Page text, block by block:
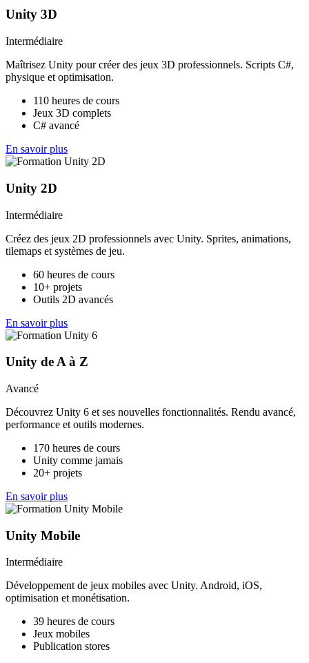
Unity 3D
Intermédiaire
Maîtrisez Unity pour créer des jeux 3D professionnels. Scripts C#,
physique et optimisation.
110 heures de cours
Jeux 3D complets
C# avancé
En savoir plus
Unity 2D
Intermédiaire
Créez des jeux 2D professionnels avec Unity. Sprites, animations,
tilemaps et systèmes de jeu.
60 heures de cours
10+ projets
Outils 2D avancés
En savoir plus
Unity de A à Z
Avancé
Découvrez Unity 6 et ses nouvelles fonctionnalités. Rendu avancé,
performance et outils modernes.
170 heures de cours
Unity comme jamais
20+ projets
En savoir plus
Unity Mobile
Intermédiaire
Développement de jeux mobiles avec Unity. Android, iOS,
optimisation et monétisation.
39 heures de cours
Jeux mobiles
Publication stores